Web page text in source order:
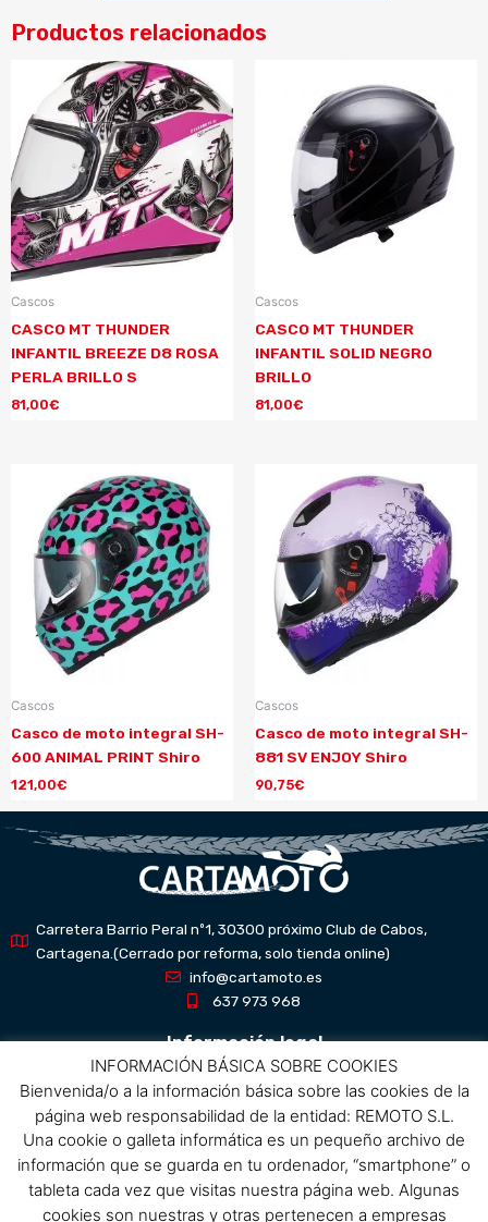
Productos relacionados
Cascos
CASCO MT THUNDER
INFANTIL BREEZE D8 ROSA
PERLA BRILLO S
81,00€
Cascos
CASCO MT THUNDER
INFANTIL SOLID NEGRO
BRILLO
81,00€
Cascos
Casco de moto integral SH-
600 ANIMAL PRINT Shiro
121,00€
Cascos
Casco de moto integral SH-
881 SV ENJOY Shiro
90,75€
Carretera Barrio Peral nº1, 30300 próximo Club de Cabos,
Cartagena.(Cerrado por reforma, solo tienda online)
info@cartamoto.es
637 973 968
Información legal
Aviso Legal
Política de privacidad
Política de protección de datos
Política de cookies
Condiciones de compra
INFORMACIÓN BÁSICA SOBRE COOKIES
Bienvenida/o a la información básica sobre las cookies de la
página web responsabilidad de la entidad: REMOTO S.L.
Una cookie o galleta informática es un pequeño archivo de
información que se guarda en tu ordenador, “smartphone” o
tableta cada vez que visitas nuestra página web. Algunas
cookies son nuestras y otras pertenecen a empresas